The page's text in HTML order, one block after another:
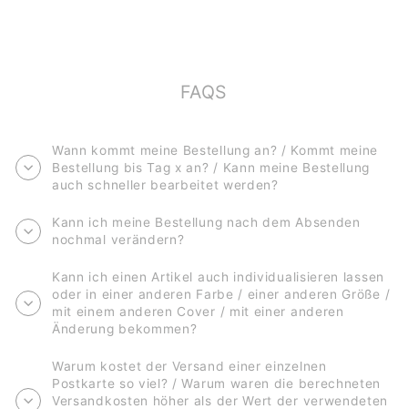
FAQS
Wann kommt meine Bestellung an? / Kommt meine
Bestellung bis Tag x an? / Kann meine Bestellung
auch schneller bearbeitet werden?
Kann ich meine Bestellung nach dem Absenden
nochmal verändern?
Kann ich einen Artikel auch individualisieren lassen
oder in einer anderen Farbe / einer anderen Größe /
mit einem anderen Cover / mit einer anderen
Änderung bekommen?
Warum kostet der Versand einer einzelnen
Postkarte so viel? / Warum waren die berechneten
Versandkosten höher als der Wert der verwendeten